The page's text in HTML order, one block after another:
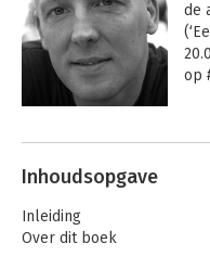
de
op
Als
Andere
Inhoudsopgave
Inleiding
Over dit boek